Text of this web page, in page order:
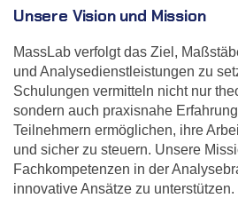
Unsere Vision und Mission
MassLab verfolgt das Ziel,
und Analysedienstleistungen zu
Schulungen vermitteln nicht nur
sondern auch praxisnahe
Teilnehmern ermöglichen, ihre
und sicher zu steuern. Unsere
Fachkompetenzen in der
innovative Ansätze zu unterstützen.